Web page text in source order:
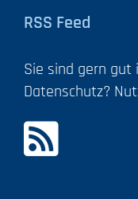
RSS Feed
Sie sind gern gut
Datenschutz?